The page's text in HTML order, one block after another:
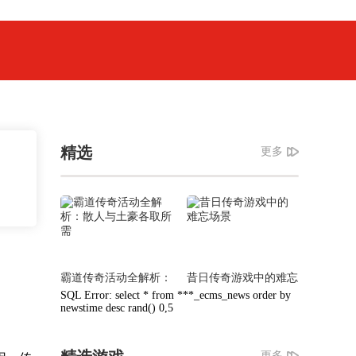
精选 更多
霸道传奇活动全解析：
散人与土豪各取所需
昔日传奇游戏中的难忘
场景
SQL Error: select * from ***_ecms_news order by
newstime desc rand() 0,5